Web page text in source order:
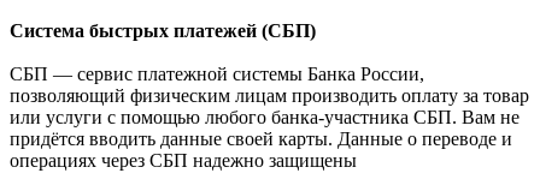
Система быстрых платежей (СБП)
СБП — сервис платежной системы Банка России,
позволяющий физическим лицам производить оплату за товар
или услуги с помощью любого банка-участника СБП. Вам не
придётся вводить данные своей карты. Данные о переводе и
операциях через СБП надежно защищены